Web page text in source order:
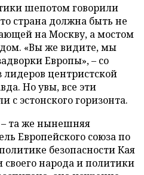
шепотом говорили
страна должна быть не
на Москву, а мостом
«Вы же видите, мы
Европы», – со
лидеров центристской
Но увы, все эти
с эстонского горизонта.
– та же нынешняя
Европейского союза по
безопасности Кая
своего народа и политики